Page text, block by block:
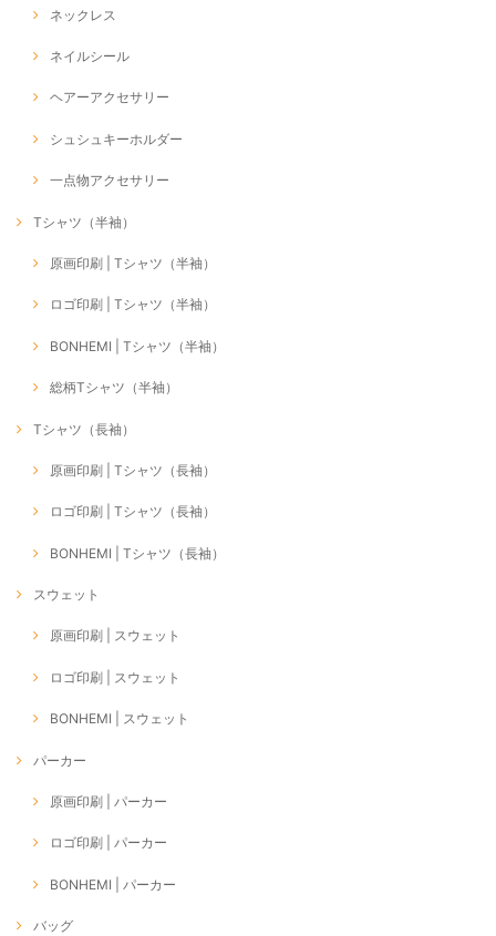
ネックレス
ネイルシール
ヘアーアクセサリー
シュシュキーホルダー
一点物アクセサリー
Tシャツ（半袖）
原画印刷 | Tシャツ（半袖）
ロゴ印刷 | Tシャツ（半袖）
BONHEMI | Tシャツ（半袖）
総柄Tシャツ（半袖）
Tシャツ（長袖）
原画印刷 | Tシャツ（長袖）
ロゴ印刷 | Tシャツ（長袖）
BONHEMI | Tシャツ（長袖）
スウェット
原画印刷 | スウェット
ロゴ印刷 | スウェット
BONHEMI | スウェット
パーカー
原画印刷 | パーカー
ロゴ印刷 | パーカー
BONHEMI | パーカー
バッグ